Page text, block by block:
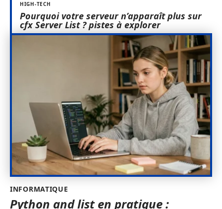
HIGH-TECH
Pourquoi votre serveur n’apparaît plus sur
cfx Server List ? pistes à explorer
INFORMATIQUE
Python and list en pratique :